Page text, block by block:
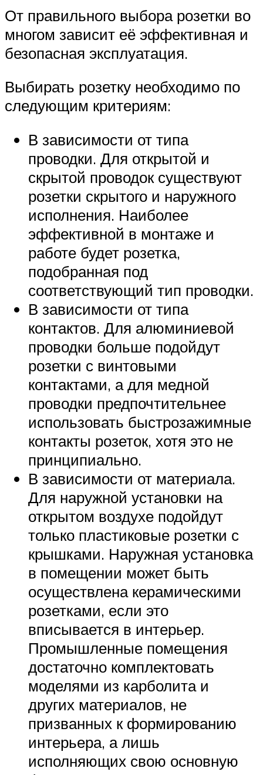
От правильного выбора розетки во
многом зависит её эффективная и
безопасная эксплуатация.
Выбирать розетку необходимо по
следующим критериям:
В зависимости от типа
проводки. Для открытой и
скрытой проводок существуют
розетки скрытого и наружного
исполнения. Наиболее
эффективной в монтаже и
работе будет розетка,
подобранная под
соответствующий тип проводки.
В зависимости от типа
контактов. Для алюминиевой
проводки больше подойдут
розетки с винтовыми
контактами, а для медной
проводки предпочтительнее
использовать быстрозажимные
контакты розеток, хотя это не
принципиально.
В зависимости от материала.
Для наружной установки на
открытом воздухе подойдут
только пластиковые розетки с
крышками. Наружная установка
в помещении может быть
осуществлена керамическими
розетками, если это
вписывается в интерьер.
Промышленные помещения
достаточно комплектовать
моделями из карболита и
других материалов, не
призванных к формированию
интерьера, а лишь
исполняющих свою основную